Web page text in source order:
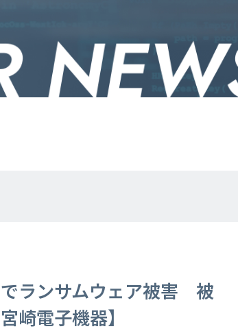
ランサムウェア被害 被
崎電子機器】